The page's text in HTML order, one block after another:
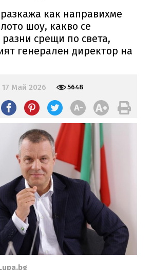
как направихме
шоу, какво се
срещи по света,
генерален директор на
17 Май 2026 5648